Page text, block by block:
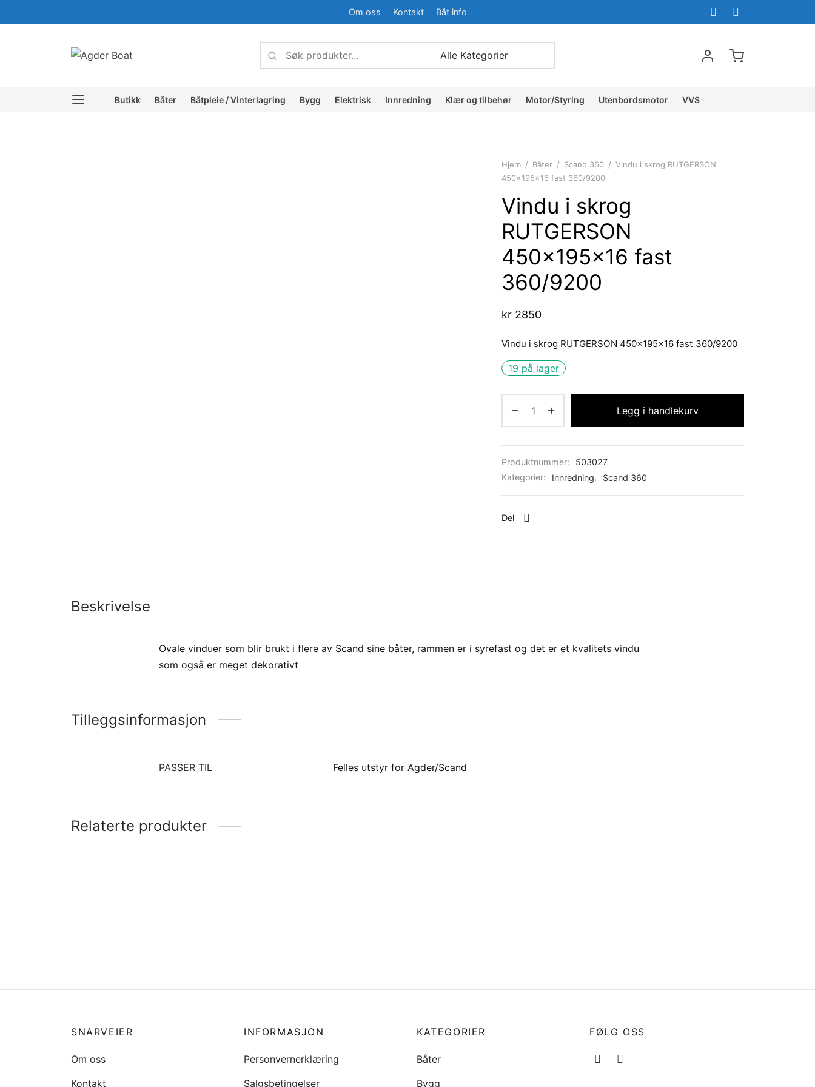
Om oss Kontakt Båt info
etter:
Narrow
category:
Butikk Båter Båtpleie / Vinterlagring Bygg Elektrisk Innredning Klær og tilbehør Motor/Styring Utenbordsmotor VVS
Hjem / Båter / Scand 360 / Vindu i skrog RUTGERSON
450x195x16 fast 360/9200
Vindu i skrog
RUTGERSON
450x195x16 fast
360/9200
kr 2850
Vindu i skrog RUTGERSON 450x195x16 fast 360/9200
19 på lager
Legg i handlekurv
Produktnummer:
503027
Kategorier:
Innredning, Scand 360
Del
Beskrivelse
Ovale vinduer som blir brukt i flere av Scand sine båter, rammen er i syrefast og det er et kvalitets vindu
som også er meget dekorativt
Tilleggsinformasjon
PASSER TIL Felles utstyr for Agder/Scand
Relaterte produkter
SNARVEIER
Om oss
Kontakt
INFORMASJON
Personvernerklæring
Salgsbetingelser
KATEGORIER
Båter
Bygg
FØLG OSS